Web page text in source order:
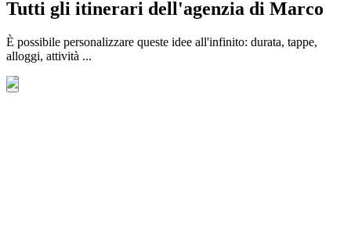
Tutti gli itinerari dell'agenzia di Marco
È possibile personalizzare queste idee all'infinito: durata, tappe,
alloggi, attività ...